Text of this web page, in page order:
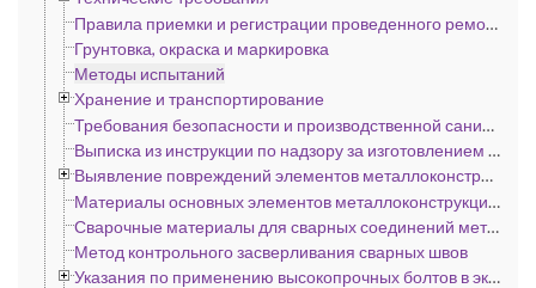
Правила приемки и регистрации проведенного ремонта
Грунтовка, окраска и маркировка
Методы испытаний
Хранение и транспортирование
Требования безопасности и производственной санитарии
Выписка из инструкции по надзору за изготовлением подъемных сооружений (кранов, лифтов и эскалаторов) на предприятиях, подконтрольных госгортехнадзору
Выявление повреждений элементов металлоконструкций и оценка их ремонтопригодности
Материалы основных элементов металлоконструкций портальных кранов по ГОСТ 11283—72
Сварочные материалы для сварных соединений металлоконструкций портальных кранов по ГОСТ 11283—72
Метод контрольного засверливания сварных швов
Указания по применению высокопрочных болтов в эксплуатируемых металлоконструкциях кранов